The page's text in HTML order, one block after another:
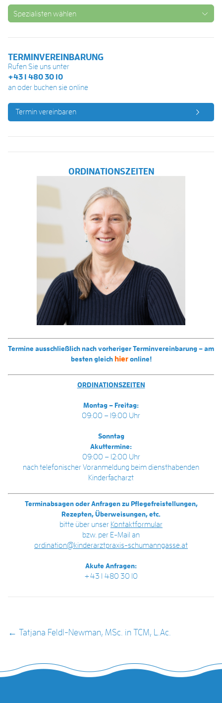
Spezialisten wählen
TERMINVEREINBARUNG
Rufen Sie uns unter
+43 1 480 30 10
an oder buchen sie online
Termin vereinbaren
ORDINATIONSZEITEN
Termine ausschließlich nach vorheriger Terminvereinbarung – am
besten gleich hieronline!
ORDINATIONSZEITEN
Montag – Freitag:
09:00 – 19:00 Uhr
Sonntag
Akuttermine:
09:00 – 12:00 Uhr
nach telefonischer Voranmeldung beim diensthabenden
Kinderfacharzt
Terminabsagen oder Anfragen zu Pflegefreistellungen,
Rezepten, Überweisungen, etc.
bitte über unser Kontaktformular
bzw. per E-Mail an
ordination@kinderarztpraxis-schumanngasse.at
Akute Anfragen:
+43 1 480 30 10
POST NAVIGATION
← Tatjana Feldl-Newman, MSc. in TCM, L.Ac.